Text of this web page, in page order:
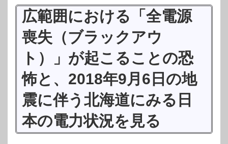
広範囲における「全電源
喪失（ブラックアウ
ト）」が起こることの恐
怖と、2018年9月6日の地
震に伴う北海道にみる日
本の電力状況を見る